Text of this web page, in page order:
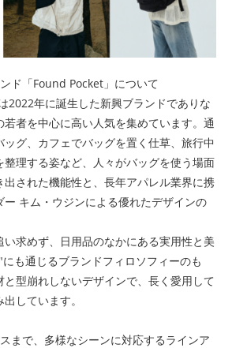
ド「Found Pocket」について
2022年に誕生した新興ブランドでありな
者を中心に高い人気を集めています。通
グ、カフェでバッグを置く仕草、旅行中
整理する姿など、人々がバッグを使う場面
出された機能性と、長年アパレル業界に携
ー キム・ウジンによる優れたデザインの
求めず、日用品のなかにある実用性と美
も通じるブランドフィロソフィーのも
と型崩れしないデザインで、長く愛用して
しています。
まで、多様なシーンに対応するラインア